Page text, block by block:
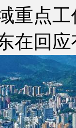
重点
在回应